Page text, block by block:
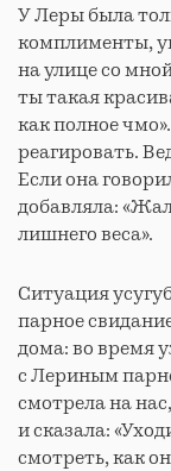
У Леры была
комплименты,
на улице со
ты такая
как полное
реагировать.
Если она
добавляла:
лишнего веса».
Ситуация
парное
дома: во время
с Лериным
смотрела на
и сказала:
смотреть, как